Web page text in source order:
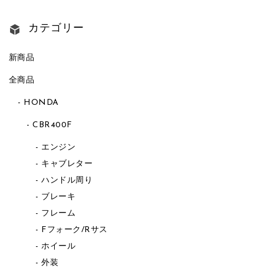
カテゴリー
新商品
全商品
HONDA
CBR400F
エンジン
キャブレター
ハンドル周り
ブレーキ
フレーム
Fフォーク/Rサス
ホイール
外装